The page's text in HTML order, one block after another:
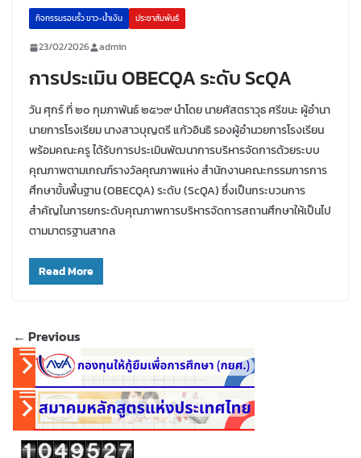
กิจกรรมรอบรั้ว ขาว-น้ำเงิน ประชาสัมพันธ์
23/02/2026 admin
การประเมิน OBECQA ระดับ ScQA
วัน ศุกร์ ที่ ๒๐ กุมภาพันธ์ ๒๕๖๙ นำโดย นายศัสตราวุธ ศรีขนะ ผู้อำนา
นายการโรงเรียม นางสาวบุญตรี แก้วอินธิ รองผู้อำนวยการโรงเรียน
พร้อมคณะครู ได้รับการประเมินพัฒนาการบริหารจัดการด้วยระบบ
คุณภาพตามเกณฑ์รางวัลคุณภาพแห่ง สำนักงานคณะกรรมการการ
ศึกษาขั้นพื้นฐาน (OBECQA) ระดับ (ScQA) ซึ่งเป็นกระบวนการ
สำคัญในการยกระดับคุณภาพการบริหารจัดการสถานศึกษาให้เป็นไป
ตามมาตรฐานสากล
Read More
← Previous